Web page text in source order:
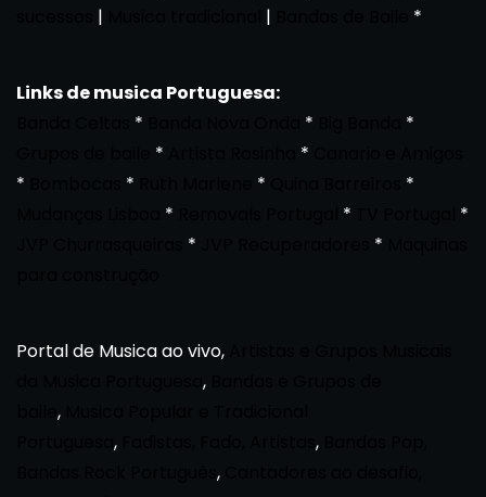
| | *
Links de musica Portuguesa:
* *
*
* *
*
* *
*
* *
*
* *
Portal de Musica ao vivo,
,
,
, ,
,